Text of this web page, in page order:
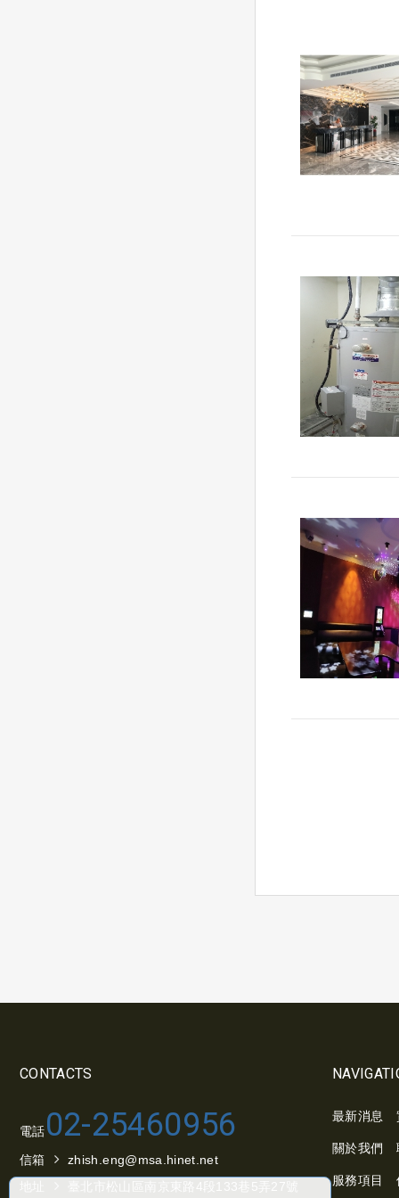
CONTACTS
電話02-25460956
信箱
zhish.eng@msa.hinet.net
最新消息
關於我們
服務項目